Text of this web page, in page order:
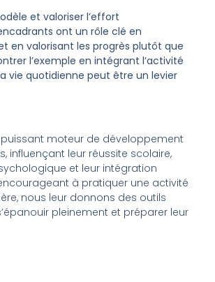
et valoriser l’effort
ont un rôle clé en
en valorisant les progrès plutôt que
l’exemple en intégrant l’activité
vie quotidienne peut être un levier
puissant moteur de développement
influençant leur réussite scolaire,
et leur intégration
à pratiquer une activité
nous leur donnons des outils
pleinement et préparer leur